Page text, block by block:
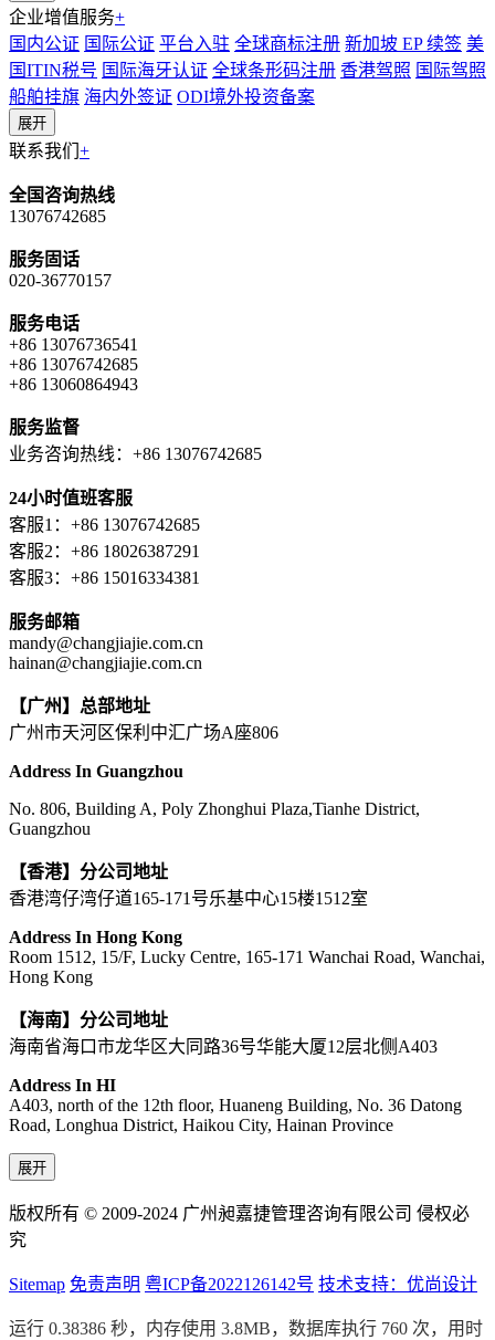
企业增值服务+
国内公证 国际公证 平台入驻 全球商标注册 新加坡 EP 续签 美
国ITIN税号 国际海牙认证 全球条形码注册 香港驾照 国际驾照
船舶挂旗 海内外签证 ODI境外投资备案
展开
联系我们 +
全国咨询热线
13076742685
服务固话
020-36770157
服务电话
+86 13076736541
+86 13076742685
+86 13060864943
服务监督
业务咨询热线：+86 13076742685
24小时值班客服
客服1：+86 13076742685
客服2：+86 18026387291
客服3：+86 15016334381
服务邮箱
mandy@changjiajie.com.cn
hainan@changjiajie.com.cn
【广州】总部地址
广州市天河区保利中汇广场A座806
Address In Guangzhou
No. 806, Building A, Poly Zhonghui Plaza,Tianhe District,
Guangzhou
【香港】分公司地址
香港湾仔湾仔道165-171号乐基中心15楼1512室
Address In Hong Kong
Room 1512, 15/F, Lucky Centre, 165-171 Wanchai Road, Wanchai,
Hong Kong
【海南】分公司地址
海南省海口市龙华区大同路36号华能大厦12层北侧A403
Address In HI
A403, north of the 12th floor, Huaneng Building, No. 36 Datong
Road, Longhua District, Haikou City, Hainan Province
展开
版权所有 © 2009-2024 广州昶嘉捷管理咨询有限公司 侵权必
究
Sitemap 免责声明 粤ICP备2022126142号 技术支持：优尚设计
运行 0.38386 秒，内存使用 3.8MB，数据库执行 760 次，用时